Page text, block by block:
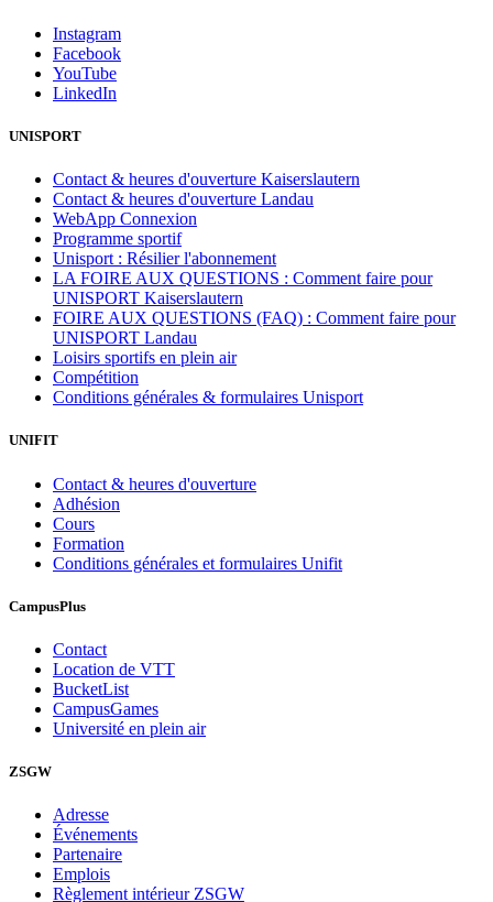
Instagram
Facebook
YouTube
LinkedIn
UNISPORT
Contact & heures d'ouverture Kaiserslautern
Contact & heures d'ouverture Landau
WebApp Connexion
Programme sportif
Unisport : Résilier l'abonnement
LA FOIRE AUX QUESTIONS : Comment faire pour
UNISPORT Kaiserslautern
FOIRE AUX QUESTIONS (FAQ) : Comment faire pour
UNISPORT Landau
Loisirs sportifs en plein air
Compétition
Conditions générales & formulaires Unisport
UNIFIT
Contact & heures d'ouverture
Adhésion
Cours
Formation
Conditions générales et formulaires Unifit
CampusPlus
Contact
Location de VTT
BucketList
CampusGames
Université en plein air
ZSGW
Adresse
Événements
Partenaire
Emplois
Règlement intérieur ZSGW